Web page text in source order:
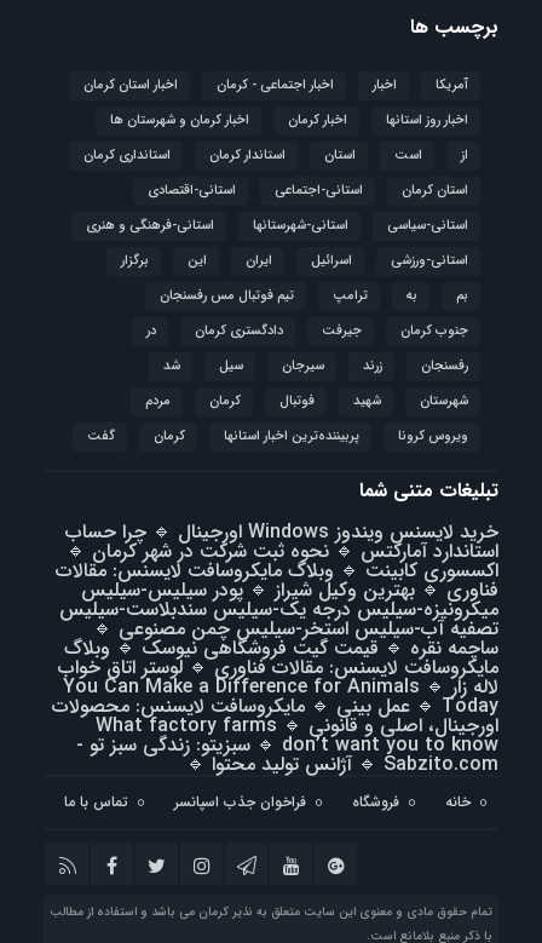
برچسب ها
آمریکا اخبار اخبار اجتماعی - کرمان
اخبار استان کرمان
اخبار روز استانها
اخبار کرمان
اخبار کرمان و شهرستان ها
از
است استان استاندار کرمان
استانداری کرمان
استان کرمان
استانی-اجتماعی
استانی-اقتصادی
استانی-سیاسی
استانی-شهرستانها
استانی-فرهنگی و هنری
استانی-ورزشی
اسرائیل ایران این
برگزار
بم
به ترامپ
تیم فوتبال مس رفسنجان
جنوب کرمان
جیرفت دادگستری کرمان
در
رفسنجان
زرند سیرجان سیل
شد
شهرستان
شهید فوتبال كرمان
مردم
ویروس کرونا
پربیننده‌ترین اخبار استانها کرمان گفت
تبلیغات متنی شما
خرید لایسنس ویندوز Windows اورجینال
🔹 چرا حساب
استاندارد آمارکتس 🔹نحوه ثبت شرکت در شهر کرمان 🔹
اکسسوری کابینت 🔹 وبلاگ مایکروسافت لایسنس: مقالات
فناوری🔹 بهترین وکیل شیراز 🔹پودر سیلیس-سیلیس
میکرونیزه-سیلیس درجه یک-سیلیس سندبلاست-سیلیس
تصفیه آب-سیلیس استخر-سیلیس چمن مصنوعی 🔹
ساچمه نقره 🔹قیمت گیت فروشگاهی نیوسک 🔹 وبلاگ
مایکروسافت لایسنس: مقالات فناوری🔹لوستر اتاق خواب
لاله زار 🔹
You Can Make a Difference for Animals
Today
🔹 عمل بینی 🔹 مایکروسافت لایسنس: محصولات
اورجینال، اصلی و قانونی 🔹
What factory farms
don’t want you to know
🔹 سبزیتو: زندگی سبز تو -
Sabzito.com
🔹 آژانس تولید محتوا🔹
خانه فروشگاه فراخوان جذب اسپانسر تماس با ما
تمام حقوق مادی و معنوی این سایت متعلق به نذیر کرمان می باشد و استفاده از مطالب
با ذکر منبع بلامانع است.